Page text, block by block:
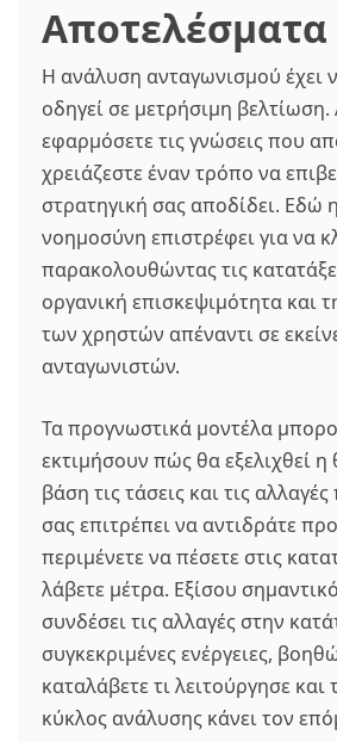
Αποτελέσματα
Η ανάλυση ανταγωνισμού έχει
οδηγεί σε μετρήσιμη
εφαρμόσετε τις γνώσεις που
χρειάζεστε έναν τρόπο να
στρατηγική σας αποδίδει. Εδώ
νοημοσύνη επιστρέφει για να
παρακολουθώντας τις
οργανική επισκεψιμότητα και
των χρηστών απέναντι σε
ανταγωνιστών.
Τα προγνωστικά μοντέλα
εκτιμήσουν πώς θα εξελιχθεί η
βάση τις τάσεις και τις
σας επιτρέπει να αντιδράτε
περιμένετε να πέσετε στις
λάβετε μέτρα. Εξίσου
συνδέσει τις αλλαγές στην
συγκεκριμένες ενέργειες,
καταλάβετε τι λειτούργησε και
κύκλος ανάλυσης κάνει τον